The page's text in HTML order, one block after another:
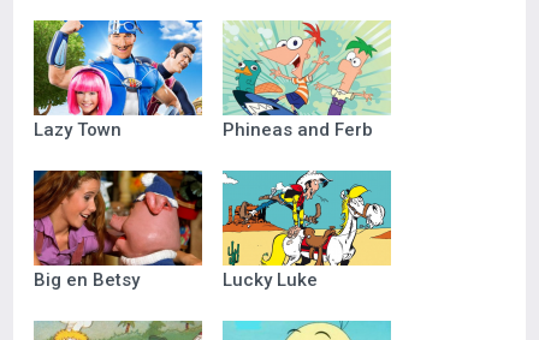
Lazy Town Phineas and Ferb
Big en Betsy Lucky Luke